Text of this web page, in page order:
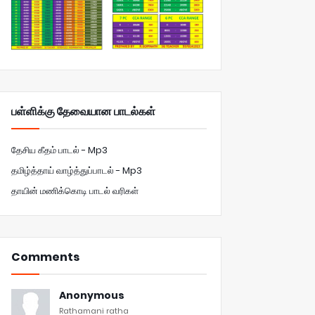
பள்ளிக்கு தேவையான பாடல்கள்
தேசிய கீதம் பாடல் - Mp3
தமிழ்த்தாய் வாழ்த்துப்பாடல் - Mp3
தாயின் மணிக்கொடி பாடல் வரிகள்
Comments
Anonymous
Rathamani ratha